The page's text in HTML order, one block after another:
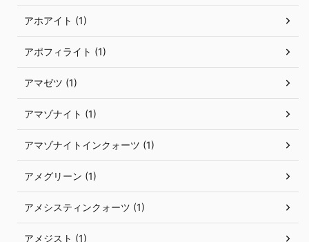
アホアイト (1)
アポフィライト (1)
アマゼツ (1)
アマゾナイト (1)
アマゾナイトインクォーツ (1)
アメグリーン (1)
アメシスティンクォーツ (1)
アメジスト (1)